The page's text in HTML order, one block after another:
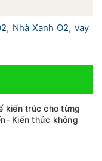
, Nhà Xanh O2, vay
kiến trúc cho từng
Kiến thức không